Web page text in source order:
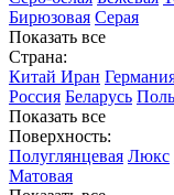
Бирюзовая Серая
Показать все
Страна:
Китай Иран
Россия Беларусь
Показать все
Поверхность:
Полуглянцевая Люкс
Матовая